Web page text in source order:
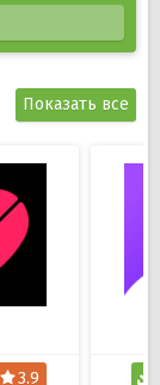
Показать все
3.9